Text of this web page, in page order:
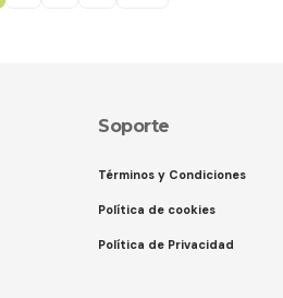
Soporte
Términos y Condiciones
Política de cookies
Política de Privacidad